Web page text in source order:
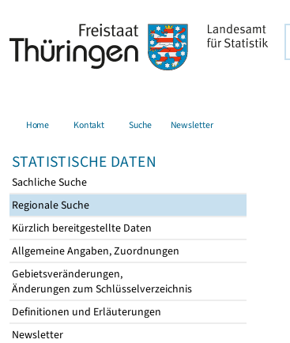
Home Kontakt Suche Newsletter
STATISTISCHE DATEN
Sachliche Suche
Regionale Suche
Kürzlich bereitgestellte Daten
Allgemeine Angaben, Zuordnungen
Gebietsveränderungen,
Änderungen zum Schlüsselverzeichnis
Definitionen und Erläuterungen
Newsletter